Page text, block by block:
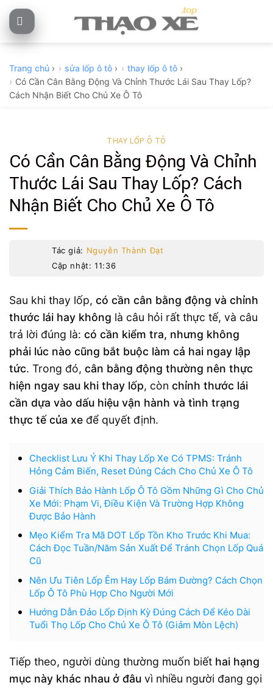
Skip
to
Trang chủ › sửa lốp ô tô › thay lốp ô tô ›
Có Cần Cân Bằng Động Và Chỉnh Thước Lái Sau Thay Lốp?
Cách Nhận Biết Cho Chủ Xe Ô Tô
THAY LỐP Ô TÔ
Có Cần Cân Bằng Động Và Chỉnh
Thước Lái Sau Thay Lốp? Cách
Nhận Biết Cho Chủ Xe Ô Tô
Tác giả: Nguyễn Thành Đạt
Cập nhật: 11:36
Sau khi thay lốp, có cần cân bằng động và chỉnh
thước lái hay không là câu hỏi rất thực tế, và câu
trả lời đúng là: có cần kiểm tra, nhưng không
phải lúc nào cũng bắt buộc làm cả hai ngay lập
tức. Trong đó, cân bằng động thường nên thực
hiện ngay sau khi thay lốp, còn chỉnh thước lái
cần dựa vào dấu hiệu vận hành và tình trạng
thực tế của xe để quyết định.
Checklist Lưu Ý Khi Thay Lốp Xe Có TPMS: Tránh
Hỏng Cảm Biến, Reset Đúng Cách Cho Chủ Xe Ô Tô
Giải Thích Bảo Hành Lốp Ô Tô Gồm Những Gì Cho Chủ
Xe Mới: Phạm Vi, Điều Kiện Và Trường Hợp Không
Được Bảo Hành
Mẹo Kiểm Tra Mã DOT Lốp Tồn Kho Trước Khi Mua:
Cách Đọc Tuần/Năm Sản Xuất Để Tránh Chọn Lốp Quá
Cũ
Nên Ưu Tiên Lốp Êm Hay Lốp Bám Đường? Cách Chọn
Lốp Ô Tô Phù Hợp Cho Người Mới
Hướng Dẫn Đảo Lốp Định Kỳ Đúng Cách Để Kéo Dài
Tuổi Thọ Lốp Cho Chủ Xe Ô Tô (Giảm Mòn Lệch)
Tiếp theo, người dùng thường muốn biết hai hạng
mục này khác nhau ở đâu vì nhiều người đang gọi